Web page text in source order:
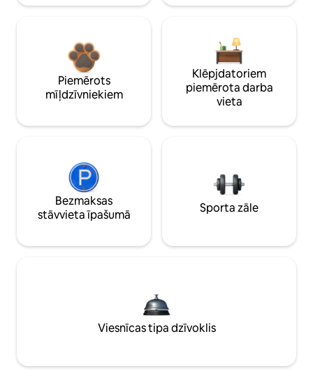
Piemērots
mīļdzīvniekiem
Klēpjdatoriem
piemērota darba
vieta
Bezmaksas
stāvvieta īpašumā
Sporta zāle
Viesnīcas tipa dzīvoklis